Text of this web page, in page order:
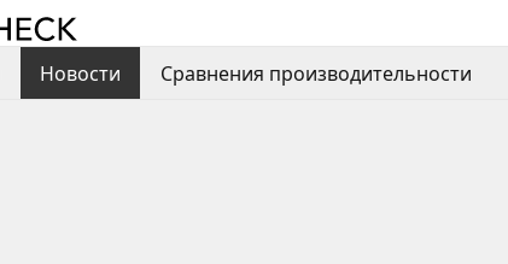
Новости Сравнения производительности